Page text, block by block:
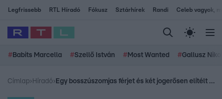
Legfrissebb RTL Híradó Fókusz Sztárhírek Randi Celeb vagyok,
# Babits Marcella #Szellő István # Most Wanted #Gallusz
Címlap› Híradó› Egy bosszúszomjas férjet és két jogerősen elítélt férfit fogtak el az érdi rendőrök (videó)